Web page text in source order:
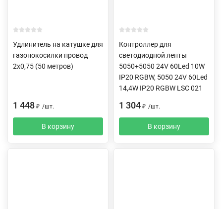
Удлинитель на катушке для
газонокосилки провод
2х0,75 (50 метров)
1 448 ₽ /шт.
В корзину
Контроллер для
светодиодной ленты
5050+5050 24V 60Led 10W
IP20 RGBW, 5050 24V 60Led
14,4W IP20 RGBW LSC 021
1 304 ₽ /шт.
В корзину